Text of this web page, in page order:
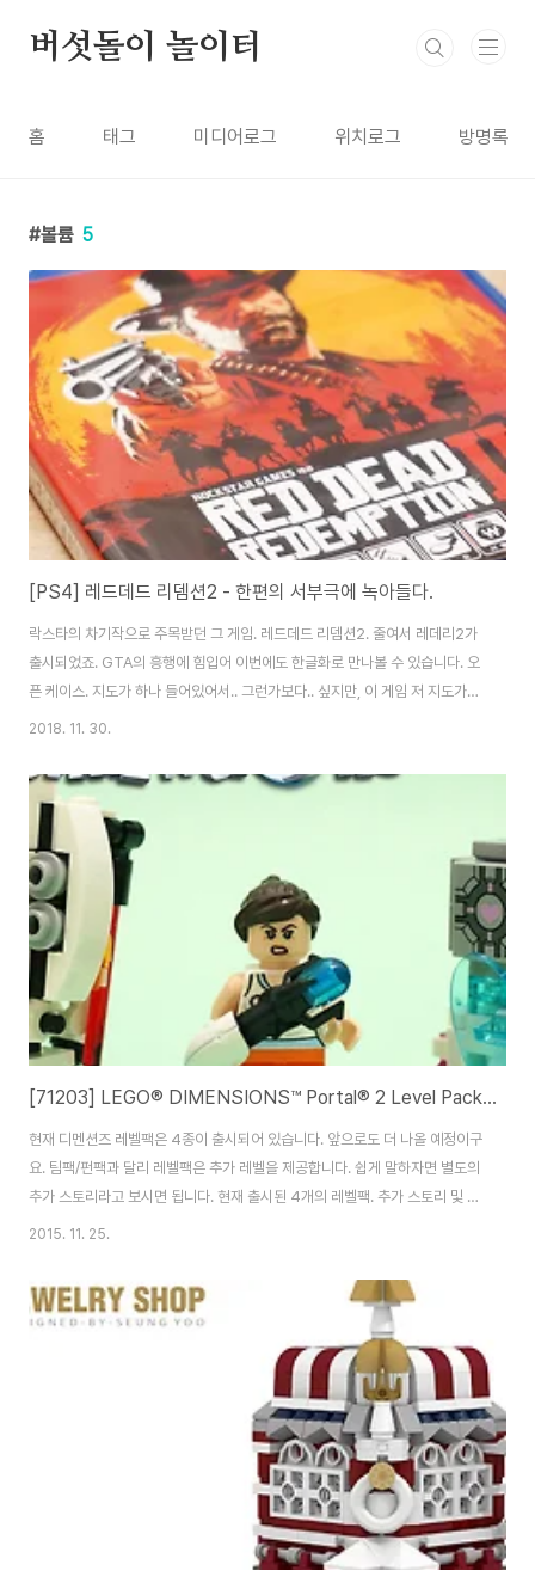
버섯돌이 놀이터
홈 태그 미디어로그 위치로그 방명록
볼륨 5
[PS4] 레드데드 리뎀션2 - 한편의 서부극에 녹아들다.
락스타의 차기작으로 주목받던 그 게임. 레드데드 리뎀션2. 줄여서 레데리2가
출시되었죠. GTA의 흥행에 힘입어 이번에도 한글화로 만나볼 수 있습니다. 오
픈 케이스. 지도가 하나 들어있어서.. 그런가보다.. 싶지만, 이 게임 저 지도가
필요할 정도로 엄청난 맵 크기를 자랑합니다. 실제로 전 옆에다 지도 붙여놓고
치도 두장 연달아 하기 때문에 시간 엄청 걸립니다. 자, 게임을 만나볼까요? 레
데리1 이전의 이야기입니다. 시대 배경은 1899년도. 무법자와 총잡이의 시대
는 저물었으나.. 여전히 그렇게 살아가는 이들을 보여주고 있죠. 추운 설산속을
헤매이는 것부터 시작합니다. 게임의 5할 이상은 말 타고 이동하는 것에 있습
니다. ..
2018. 11. 30.
[71203] LEGO® DIMENSIONS™ Portal® 2 Level Pack / 포탈2 레벨팩
현재 디멘션즈 레벨팩은 4종이 출시되어 있습니다. 앞으로도 더 나올 예정이구
요. 팀팩/펀팩과 달리 레벨팩은 추가 레벨을 제공합니다. 쉽게 말하자면 별도의
추가 스토리라고 보시면 됩니다. 현재 출시된 4개의 레벨팩. 추가 스토리 및 트
로피(각 3개)를 제공하네요. 참고로 4개의 레벨팩 중 포탈의 평이 가장 좋습니
의 필수. 박스를 열면 정말 허무할 정도로 어이없는 구성물이 반깁니다. 참고로
박스의 절반도 되지 않아요. -_-; 국내 들어왔으면 과대포장으로 프로모션 필
수였을..; 3개의 베이스가 제공됩니다. 미피 전용과 기타 두개. Chell.사실 포탈
에 대해선 아는바가 없어 설명할게 없네요. 라이플은 고무 재질입니다. 그래서
2015. 11. 25.